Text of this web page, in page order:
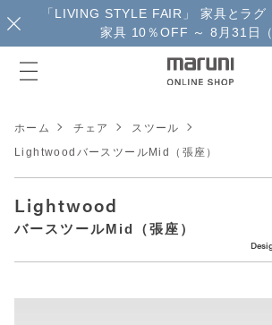
「LIVING STYLE FAIR」 家具とラグ
家具 10％OFF ～ 8月31日（
ホーム チェア
スツール
LightwoodバースツールMid（張座）
Lightwood
バースツールMid（張座）